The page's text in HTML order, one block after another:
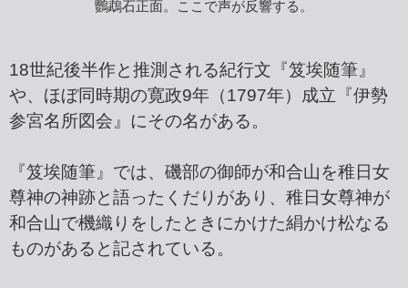
鸚鵡石正面。ここで声が反響する。
18世紀後半作と推測される紀行文『笈埃随筆』
や、ほぼ同時期の寛政9年（1797年）成立『伊勢
参宮名所図会』にその名がある。
『笈埃随筆』では、磯部の御師が和合山を稚日女
尊神の神跡と語ったくだりがあり、稚日女尊神が
和合山で機織りをしたときにかけた絹かけ松なる
ものがあると記されている。